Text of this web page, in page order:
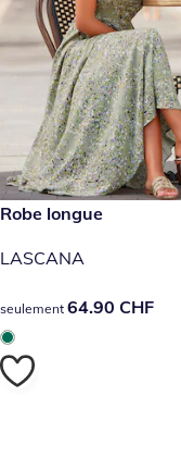
64.90 CHF
Robe longue
LASCANA
64.90 CHF
seulement 64.90 CHF